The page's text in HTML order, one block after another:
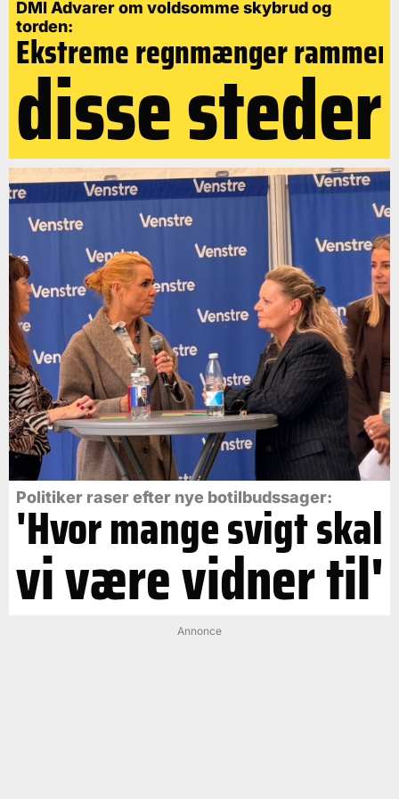
DMI Advarer om voldsomme skybrud og
torden:
Ekstreme regnmænger rammer
disse steder
Politiker raser efter nye botilbudssager:
'Hvor mange svigt skal
vi være vidner til'
Annonce